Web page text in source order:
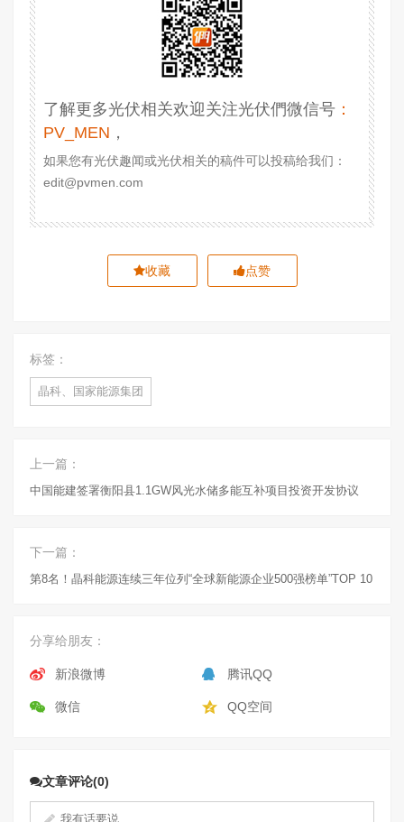
了解更多光伏相关欢迎关注光伏們微信号 ：
PV_MEN ，
如果您有光伏趣闻或光伏相关的稿件可以投稿给我们：
edit@pvmen.com
收藏 点赞
标签：
晶科、国家能源集团
上一篇：
中国能建签署衡阳县1.1GW风光水储多能互补项目投资开发协议
下一篇：
第8名！晶科能源连续三年位列“全球新能源企业500强榜单”TOP 10
分享给朋友：
新浪微博 腾讯QQ
微信 QQ空间
文章评论(0)